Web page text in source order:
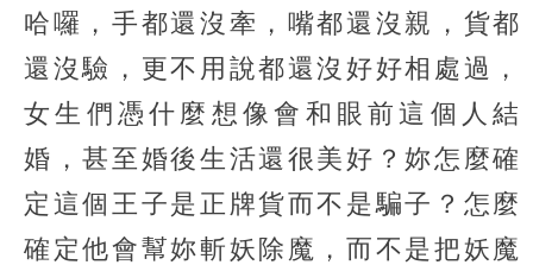
哈囉，手都還沒牽，嘴都還沒親，貨都
還沒驗，更不用說都還沒好好相處過，
女生們憑什麼想像會和眼前這個人結
婚，甚至婚後生活還很美好？妳怎麼確
定這個王子是正牌貨而不是騙子？怎麼
確定他會幫妳斬妖除魔，而不是把妖魔